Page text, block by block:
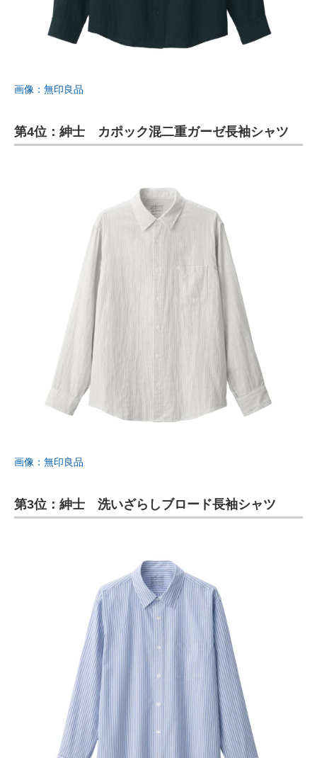
画像：無印良品
第4位：紳士 カポック混二重ガーゼ長袖シャツ
画像：無印良品
第3位：紳士 洗いざらしブロード長袖シャツ